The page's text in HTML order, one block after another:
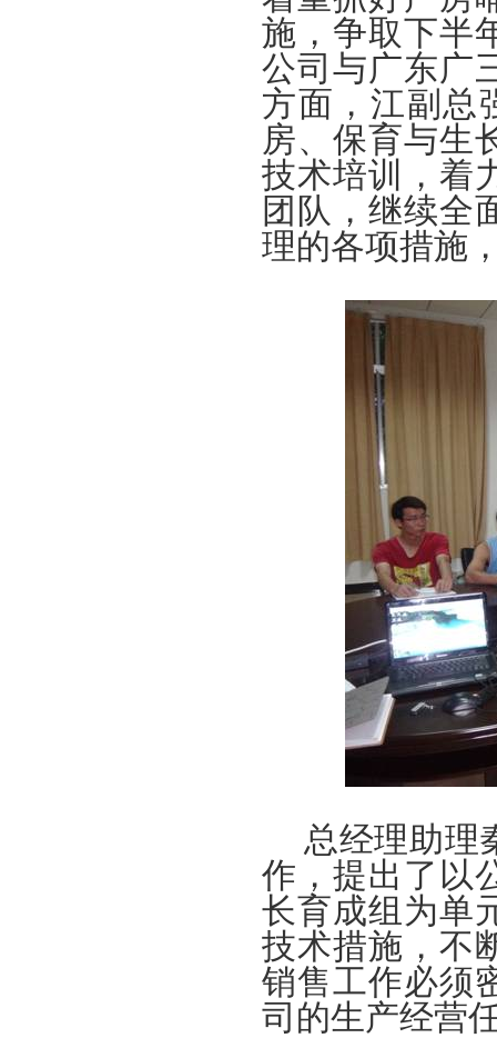
施，争取下半
公司与广东广
方面，江副总
房、保育与生
技术培训，着
团队，继续全
理的各项措施
总经理助理
作，提出了以
长育成组为单
技术措施，不
销售工作必须
司的生产经营